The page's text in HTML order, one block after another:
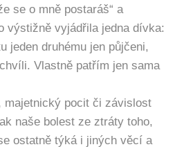
se o mně postaráš“ a
výstižně vyjádřila jedna dívka:
jeden druhému jen půjčeni,
Vlastně patřím jen sama
majetnický pocit či závislost
naše bolest ze ztráty toho,
ostatně týká i jiných věcí a